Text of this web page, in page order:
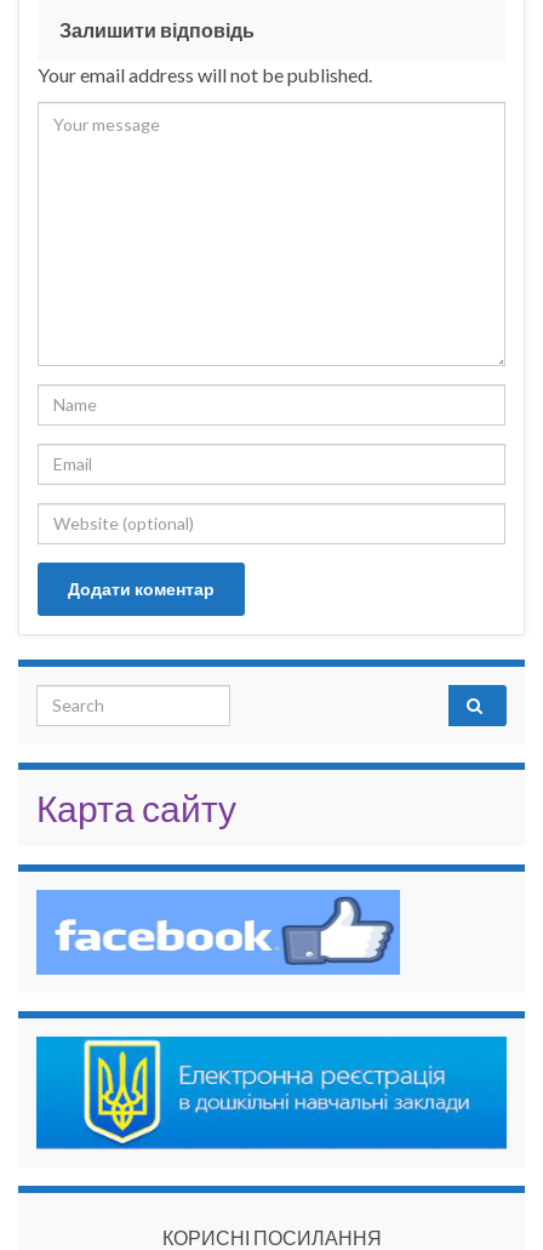
Залишити відповідь
Your email address will not be published.
Search for:
Карта сайту
КОРИСНІ ПОСИЛАННЯ